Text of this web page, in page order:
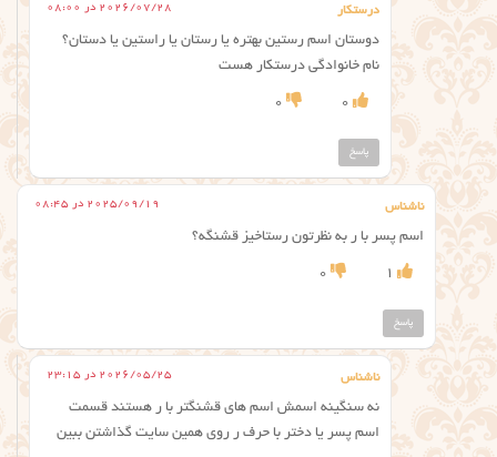
درستکار 2026/07/28 در 08:00
دوستان اسم رستین بهتره یا رستان یا راستین یا دستان؟
نام خانوادگی درستکار هست
0
0
پاسخ
ناشناس 2025/09/19 در 08:45
اسم پسر با ر به نظرتون رستاخیز قشنگه؟
1
0
پاسخ
ناشناس 2026/05/25 در 23:15
نه سنگینه اسمش اسم های قشنگتر با ر هستند قسمت
اسم پسر یا دختر با حرف ر روی همین سایت گذاشتن ببین